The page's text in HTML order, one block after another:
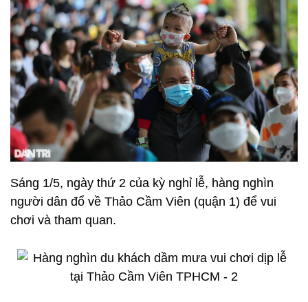
Sáng 1/5, ngày thứ 2 của kỳ nghỉ lễ, hàng nghìn
người dân đổ về Thảo Cầm Viên (quận 1) để vui
chơi và tham quan.